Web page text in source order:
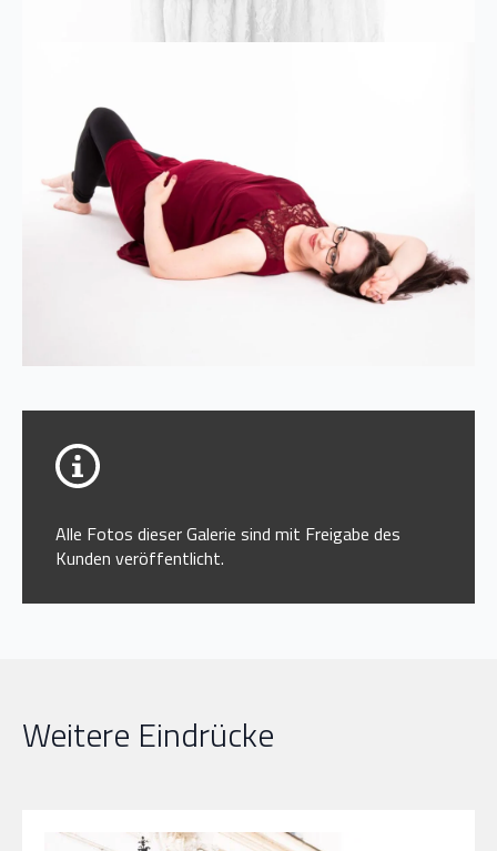
Alle Fotos dieser Galerie sind mit Freigabe des
Kunden veröffentlicht.
Weitere Eindrücke